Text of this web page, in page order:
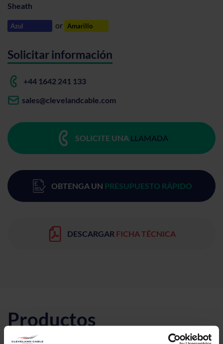
Sheath
Azul or Amarillo
Solicitar información
+44 1642 241 133
sales@clevelandcable.com
SOLICITE UNA LLAMADA
OBTENGA UN PRESUPUESTO RÁPIDO
DESCARGAR FICHA TÉCNICA
Productos